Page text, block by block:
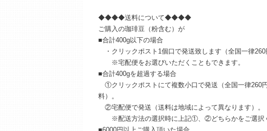
◆◆◆◆送料について◆◆◆◆
ご購入の珈琲豆（粉含む）が
■合計400g以下の場合
・クリックポスト1個口で発送致します（全国一律260
※宅配便をお選びいただくこともできます。
■合計400gを超過する場合
①クリックポストにて複数小口で発送（全国一律260
料）。
②宅配便で発送（送料は地域によって異なります）。
※配送方法の選択時に上記①、②どちらかをご選択く